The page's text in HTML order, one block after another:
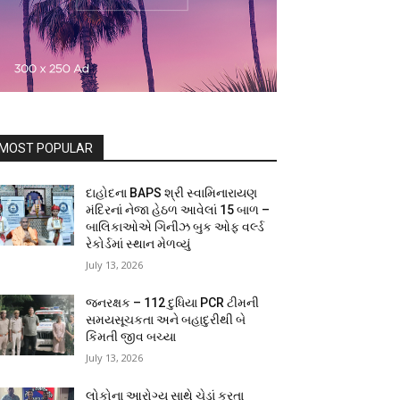
POPULAR
દાહોદના BAPS શ્રી સ્વામિનારાયણ
મંદિરનાં નેજા હેઠળ આવેલાં 15 બાળ –
બાલિકાઓએ ગિનીઝ બુક ઓફ વર્લ્ડ
રેકોર્ડમાં સ્થાન મેળવ્યું
July 13, 2026
જનરક્ષક – 112 દુધિયા PCR ટીમની
સમયસૂચકતા અને બહાદુરીથી બે
કિંમતી જીવ બચ્યા
July 13, 2026
લોકોના આરોગ્ય સાથે ચેડાં કરતા